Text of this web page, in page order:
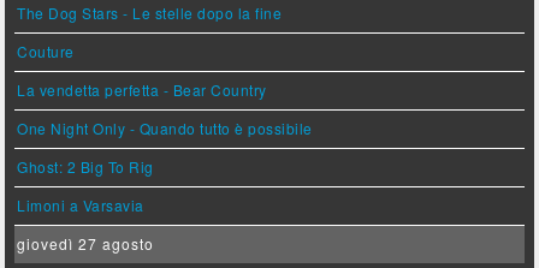
The Dog Stars - Le stelle dopo la fine
Couture
La vendetta perfetta - Bear Country
One Night Only - Quando tutto è possibile
Ghost: 2 Big To Rig
Limoni a Varsavia
giovedì 27 agosto